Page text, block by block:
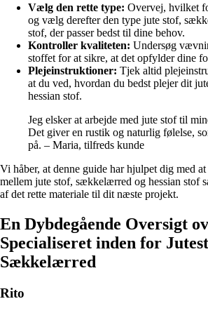
Vælg den rette type: Overvej, hvilket
og vælg derefter den type jute stof,
stof, der passer bedst til dine behov.
Kontroller kvaliteten: Undersøg
stoffet for at sikre, at det opfylder dine
Plejeinstruktioner: Tjek altid
at du ved, hvordan du bedst plejer dit
hessian stof.
Jeg elsker at arbejde med jute stof til
Det giver en rustik og naturlig følelse,
på. – Maria, tilfreds kunde
Vi håber, at denne guide har hjulpet dig med
mellem jute stof, sækkelærred og hessian stof
af det rette materiale til dit næste projekt.
En Dybdegående Oversigt
Specialiseret inden for
Sækkelærred
Rito